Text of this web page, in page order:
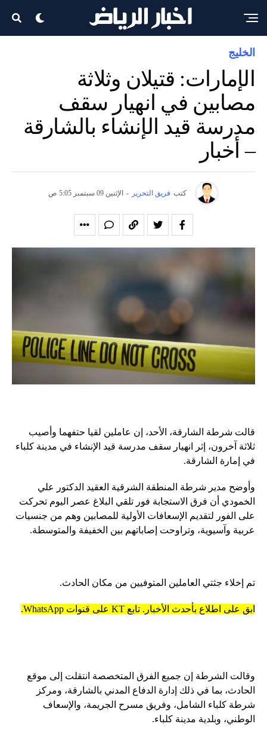
الخليج
الإمارات: قتيلان وثلاثة
مصابين في انهيار سقف
مدرسة قيد الإنشاء بالشارقة
– أخبار
كتب فريق التحرير - الإثنين 09 سبتمبر 5:05 ص
قالت شرطة الشارقة، الأحد، إن عاملين لقيا حتفهما وأصيب
ثلاثة آخرون، إثر انهيار سقف مدرسة قيد الإنشاء في مدينة كلباء
في إمارة الشارقة.
وأوضح مدير شرطة المنطقة الشرقية العقيد الدكتور علي
الخمودي أن فرق الاستجابة فور تلقي البلاغ عصر اليوم تحركت
على الفور لتقديم الإسعافات الأولية للمصابين وهم من جنسيات
عربية وآسيوية، وتراوحت إصاباتهم بين الخفيفة والمتوسطة.
تم إخلاء جثتي العاملين المتوفيين من مكان الحادث.
ابق على اطلاع بأحدث الأخبار. تابع KT على قنوات WhatsApp.
وقالت الشرطة إن جميع الفرق المتخصصة انتقلت إلى موقع
الحادث، بما في ذلك إدارة الدفاع المدني بالشارقة، ومركز
شرطة كلباء الشامل، وفريق مسرح الجريمة، والإسعاف
الوطني، وبلدية مدينة كلباء.